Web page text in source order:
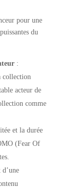
pour une
du
:
collection
acteur de
comme
et la durée
(Fear Of